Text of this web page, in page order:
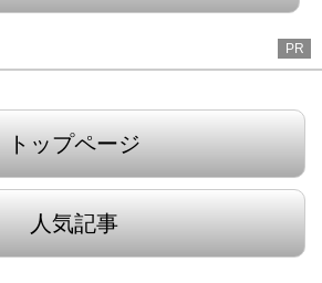
PR
トップページ
人気記事